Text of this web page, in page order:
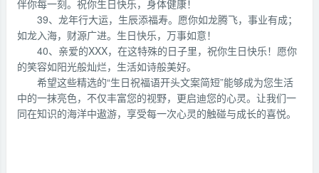
伴你每一刻。祝你生日快乐，身体健康！
39、龙年行大运，生辰添福寿。愿你如龙腾飞，事业有成；
如龙入海，财源广进。生日快乐，万事如意！
40、亲爱的XXX，在这特殊的日子里，祝你生日快乐！愿你
的笑容如阳光般灿烂，生活如诗般美好。
希望这些精选的“生日祝福语开头文案简短”能够成为您生活
中的一抹亮色，不仅丰富您的视野，更启迪您的心灵。让我们一
同在知识的海洋中遨游，享受每一次心灵的触碰与成长的喜悦。